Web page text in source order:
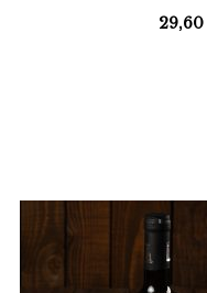
29,60